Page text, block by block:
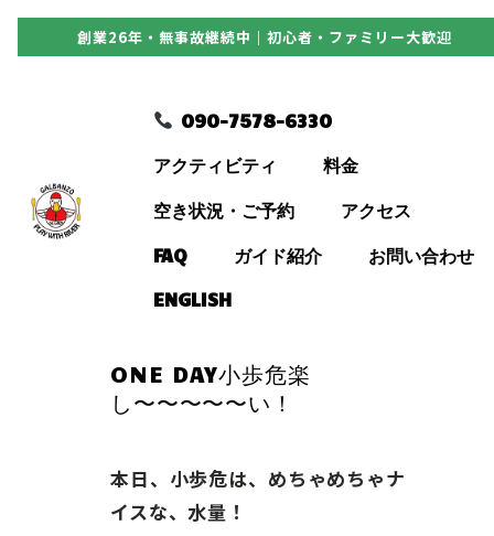
創業26年・無事故継続中｜初心者・ファミリー大歓迎
090-7578-6330
アクティビティ 料金
空き状況・ご予約 アクセス
FAQ ガイド紹介 お問い合わせ
ENGLISH
アクティビティ
料金
ガイド紹介
ONE DAY小歩危楽
し〜〜〜〜〜い！
本日、小歩危は、めちゃめちゃナ
イスな、水量！